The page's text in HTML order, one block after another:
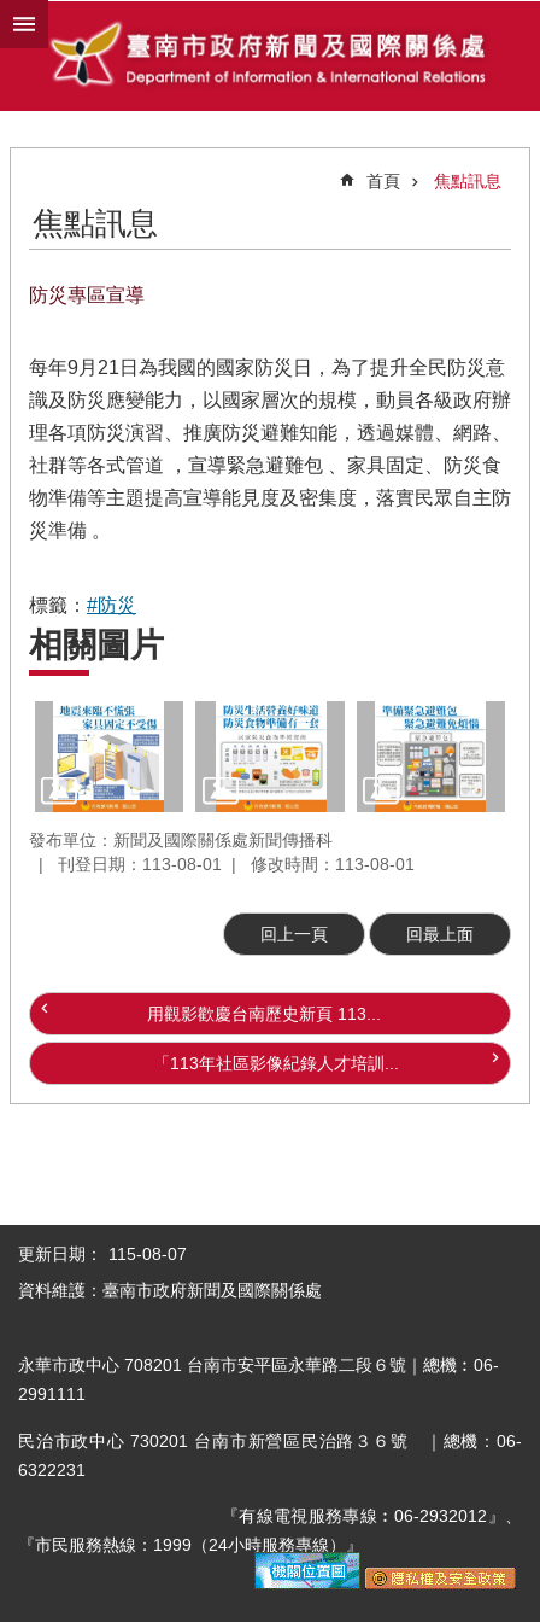
跳到主要內容區塊
首頁 焦點訊息
焦點訊息
防災專區宣導
每年9月21日為我國的國家防災日，為了提升全民防災意
識及防災應變能力，以國家層次的規模，動員各級政府辦
理各項防災演習、推廣防災避難知能，透過媒體、網路、
社群等各式管道 ，宣導緊急避難包 、家具固定、防災食
物準備等主題提高宣導能見度及密集度，落實民眾自主防
災準備 。
標籤： #防災
相關圖片
發布單位：新聞及國際關係處新聞傳播科
刊登日期：113-08-01
修改時間：113-08-01
回上一頁 回最上面
用觀影歡慶台南歷史新頁 113...
「113年社區影像紀錄人才培訓...
更新日期：
115-08-07
資料維護：臺南市政府新聞及國際關係處
永華市政中心 708201 台南市安平區永華路二段６號｜總機︰06-
2991111
民治市政中心 730201 台南市新營區民治路３６號 ｜總機：06-
6322231
『有線電視服務專線︰06-2932012』、
『市民服務熱線：1999（24小時服務專線）』